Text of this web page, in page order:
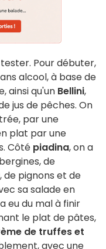
Pour débuter,
alcool, à base de
ainsi qu'un Bellini,
jus de pêches. On
par une
plat par une
Côté piadina, on a
de
de pignons et de
sa salade en
eu du mal à finir
le plat de pâtes,
de truffes et
avec une